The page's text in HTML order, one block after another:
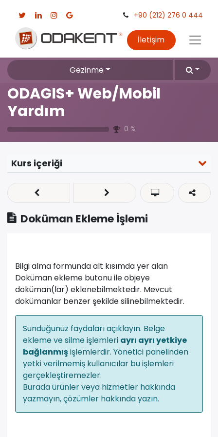
+90 (212) 276 0 444
İletişim
Gezinme
ODAGIS+ Web/Mobil
Yardım
0 %
Kurs içeriği
Doküman Ekleme İşlemi
Bilgi alma formunda alt kısımda yer alan
Doküman ekleme butonu ile objeye
doküman(lar) eklenebilmektedir. Mevcut
dokümanlar benzer şekilde silinebilmektedir.
Sunduğunuz faydaları açıklayın. Belge
ekleme ve silme işlemleri ayrı ayrı yetkiye
bağlanmışişlemlerdir. Yönetici panelinden
yetki verilmemiş kullanıcılar bu işlemleri
gerçekleştiremezler.
Burada ürünler veya hizmetler hakkında
yazmayın, çözümler hakkında yazın.